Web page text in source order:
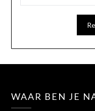
WAAR BEN JE